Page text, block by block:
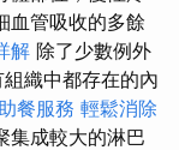
血管吸收的多餘
解 除了少數例外
組織中都存在的內
餐服務 輕鬆消除
集成較大的淋巴